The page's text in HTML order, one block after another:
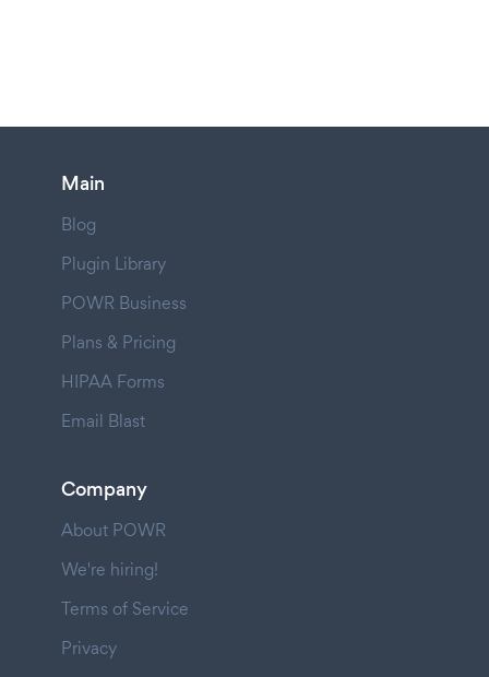
Main
Blog
Plugin Library
POWR Business
Plans & Pricing
HIPAA Forms
Email Blast
Company
About POWR
We're hiring!
Terms of Service
Privacy